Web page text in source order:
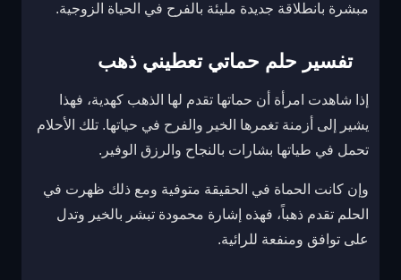
مبشرة بانطلاقة جديدة مليئة بالفرح في الحياة الزوجية.
تفسير حلم حماتي تعطيني ذهب
إذا شاهدت امرأة أن حماتها تقدم لها الذهب كهدية، فهذا
يشير إلى أزمنة تغمرها الخير والفرح في حياتها. تلك الأحلام
تحمل في طياتها بشارات بالنجاح والرزق الوفير.
وإن كانت الحماة في الحقيقة متوفية ومع ذلك ظهرت في
الحلم تقدم ذهباً، فهذه إشارة محمودة تبشر بالخير وتدل
على توافق ومنفعة للرائية.